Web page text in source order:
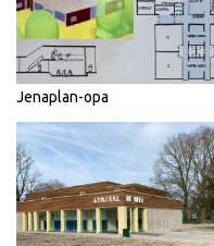
Jenaplan-opa